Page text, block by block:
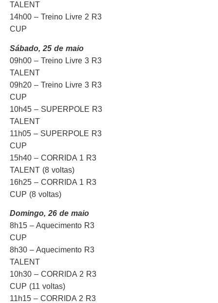
TALENT
14h00 – Treino Livre 2 R3
CUP
Sábado, 25 de maio
09h00 – Treino Livre 3 R3
TALENT
09h20 – Treino Livre 3 R3
CUP
10h45 – SUPERPOLE R3
TALENT
11h05 – SUPERPOLE R3
CUP
15h40 – CORRIDA 1 R3
TALENT (8 voltas)
16h25 – CORRIDA 1 R3
CUP (8 voltas)
Domingo, 26 de maio
8h15 – Aquecimento R3
CUP
8h30 – Aquecimento R3
TALENT
10h30 – CORRIDA 2 R3
CUP (11 voltas)
11h15 – CORRIDA 2 R3